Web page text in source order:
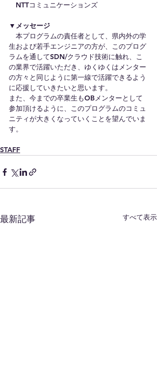
NTTコミュニケーションズ
▼メッセージ
本プログラムの責任者として、県内外の学
生および若手エンジニアの方が、このプログ
ラムを通してSDN/クラウド技術に触れ、こ
の業界で活躍いただき、ゆくゆくはメンター
の方々と同じように第一線で活躍できるよう
に応援していきたいと思います。
また、今までの卒業生もOBメンターとして
参加頂けるように、このプログラムのコミュ
ニティが大きくなっていくことを望んでいま
す。
STAFF
最新記事 すべて表示